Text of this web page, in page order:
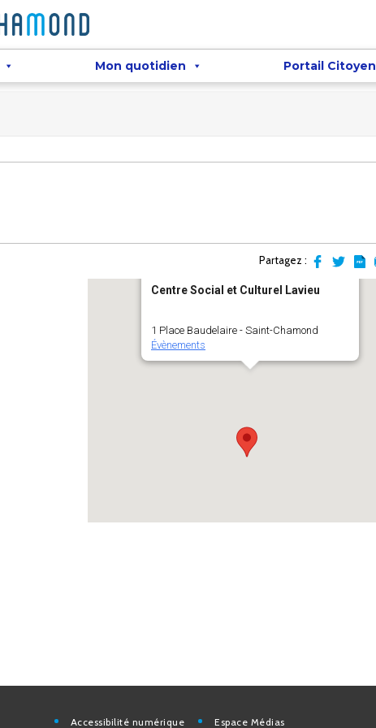
Mon quotidien Portail Citoyen
Partagez :
sur
Centre Social et Culturel Lavieu
1 Place Baudelaire - Saint-Chamond
Évènements
Accessibilité numérique Espace Médias